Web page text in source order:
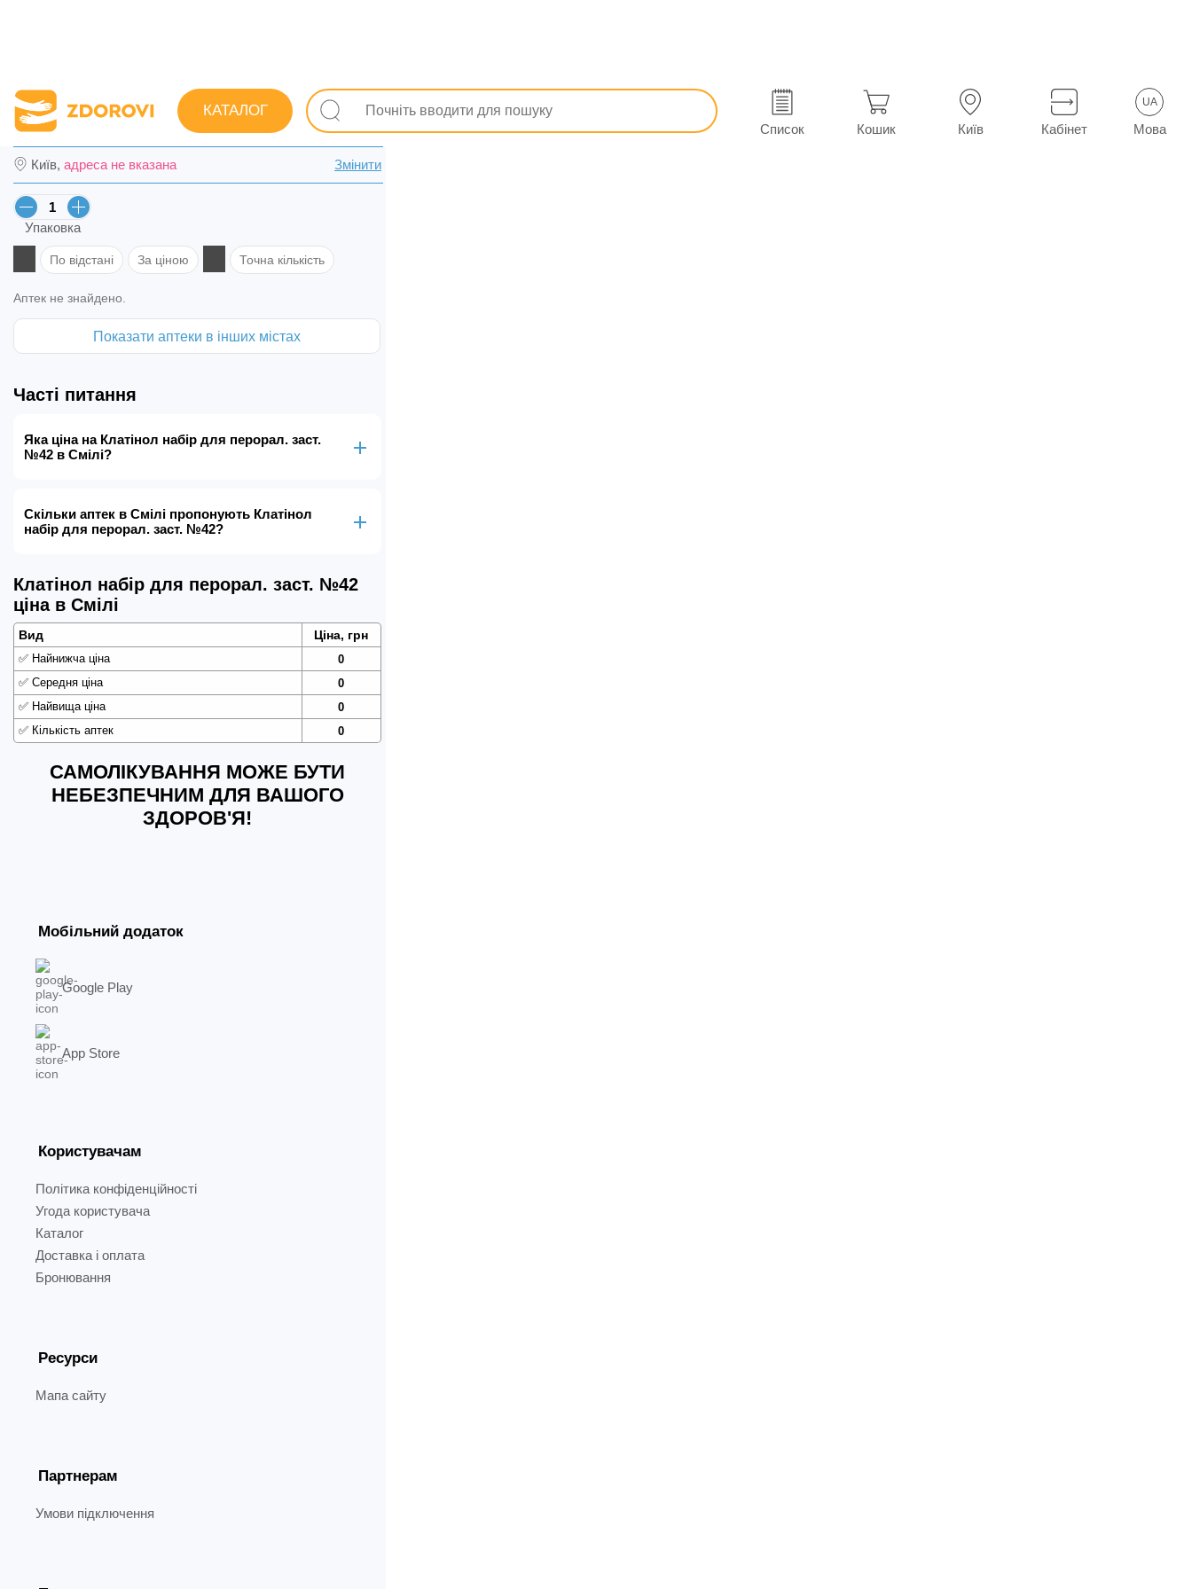
КАТАЛОГ
Список Кошик Київ Кабінет
UA
Мова
Пошук ліків Травна система При гастриті та виразці Клатінол набір для перорал. заст. №42
Клатінол набір для перорал. заст. №42 в Смілі
Київ, адреса не вказана Змінити
Упаковка
По відстані За ціною Точна кількість
Аптек не знайдено.
Показати аптеки в інших містах
Часті питання
Яка ціна на Клатінол набір для перорал. заст.
№42 в Смілі?
Скільки аптек в Смілі пропонують Клатінол
набір для перорал. заст. №42?
Клатінол набір для перорал. заст. №42
ціна в Смілі
Вид Ціна, грн
✅ Найнижча ціна
0
✅ Середня ціна
0
✅ Найвища ціна
0
✅ Кількість аптек 0
САМОЛІКУВАННЯ МОЖЕ БУТИ
НЕБЕЗПЕЧНИМ ДЛЯ ВАШОГО
ЗДОРОВ'Я!
Мобільний додаток
Google Play
App Store
Користувачам
Політика конфіденційності
Угода користувача
Каталог
Доставка і оплата
Бронювання
Ресурси
Мапа сайту
Партнерам
Умови підключення